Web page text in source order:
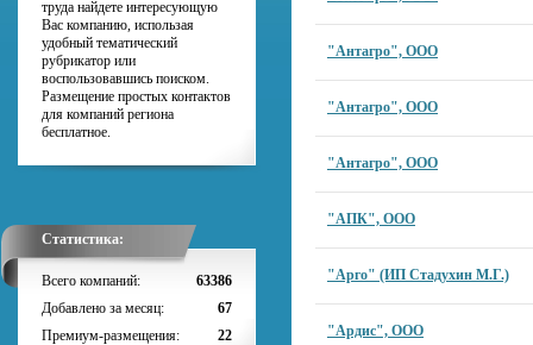
"Антагро", ООО
"Антагро", ООО
"Антагро", ООО
"АПК", ООО
"Арго" (ИП Стадухин М.Г.)
"Ардис", ООО
труда найдете интересующую
Вас компанию, использая
удобный тематический
рубрикатор или
воспользовавшись поиском.
Размещение простых контактов
для компаний региона
бесплатное.
Статистика:
Всего компаний:
63386
Добавлено за месяц:
67
Премиум-размещения:
22